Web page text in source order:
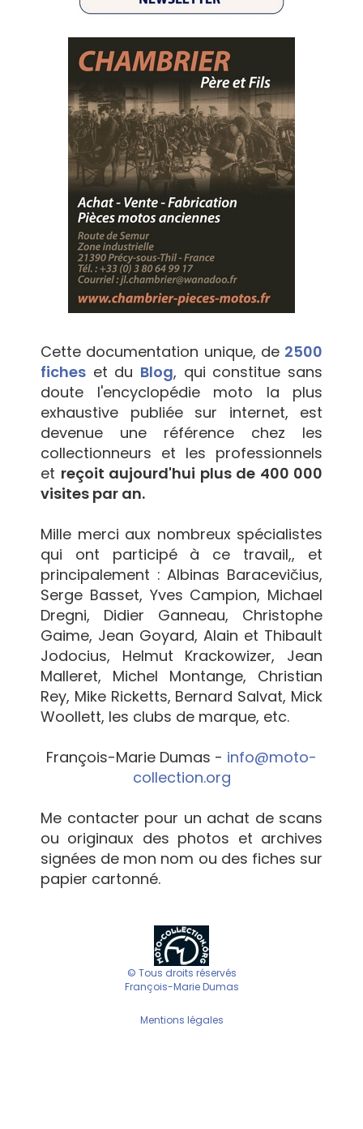
Cette documentation unique, de 2500
fiches et du Blog, qui constitue sans
doute l'encyclopédie moto la plus
exhaustive publiée sur internet, est
devenue une référence chez les
collectionneurs et les professionnels
et reçoit aujourd'hui plus de 400 000
visites par an.
Mille merci aux nombreux spécialistes
qui ont participé à ce travail,, et
principalement : Albinas Baracevičius,
Serge Basset, Yves Campion, Michael
Dregni, Didier Ganneau, Christophe
Gaime, Jean Goyard, Alain et Thibault
Jodocius, Helmut Krackowizer, Jean
Malleret, Michel Montange, Christian
Rey, Mike Ricketts, Bernard Salvat, Mick
Woollett, les clubs de marque, etc.
François-Marie Dumas - info@moto-
collection.org
Me contacter pour un achat de scans
ou originaux des photos et archives
signées de mon nom ou des fiches sur
papier cartonné.
© Tous droits réservés
François-Marie Dumas
Mentions légales